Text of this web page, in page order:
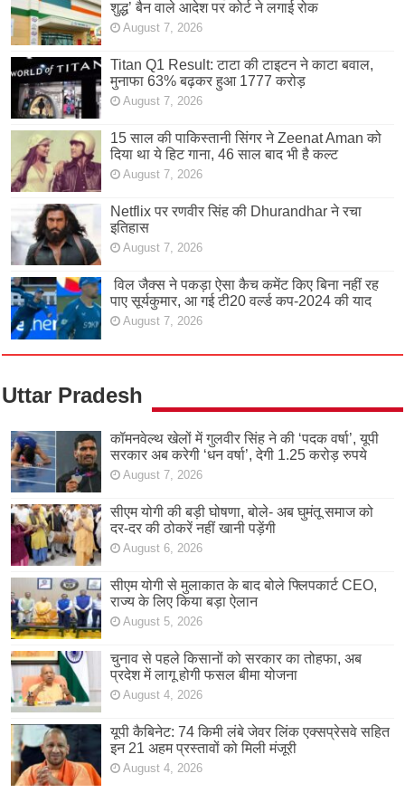
शुद्ध’ बैन वाले आदेश पर कोर्ट ने लगाई रोक
August 7, 2026
Titan Q1 Result: टाटा की टाइटन ने काटा बवाल,
मुनाफा 63% बढ़कर हुआ 1777 करोड़
August 7, 2026
15 साल की पाकिस्तानी सिंगर ने Zeenat Aman को
दिया था ये हिट गाना, 46 साल बाद भी है कल्ट
August 7, 2026
Netflix पर रणवीर सिंह की Dhurandhar ने रचा
इतिहास
August 7, 2026
विल जैक्स ने पकड़ा ऐसा कैच कमेंट किए बिना नहीं रह
पाए सूर्यकुमार, आ गई टी20 वर्ल्ड कप-2024 की याद
August 7, 2026
Uttar Pradesh
कॉमनवेल्थ खेलों में गुलवीर सिंह ने की ‘पदक वर्षा’, यूपी
सरकार अब करेगी ‘धन वर्षा’, देगी 1.25 करोड़ रुपये
August 7, 2026
सीएम योगी की बड़ी घोषणा, बोले- अब घुमंतू समाज को
दर-दर की ठोकरें नहीं खानी पड़ेंगी
August 6, 2026
सीएम योगी से मुलाकात के बाद बोले फ्लिपकार्ट CEO,
राज्य के लिए किया बड़ा ऐलान
August 5, 2026
चुनाव से पहले किसानों को सरकार का तोहफा, अब
प्रदेश में लागू होगी फसल बीमा योजना
August 4, 2026
यूपी कैबिनेट: 74 किमी लंबे जेवर लिंक एक्सप्रेसवे सहित
इन 21 अहम प्रस्तावों को मिली मंजूरी
August 4, 2026